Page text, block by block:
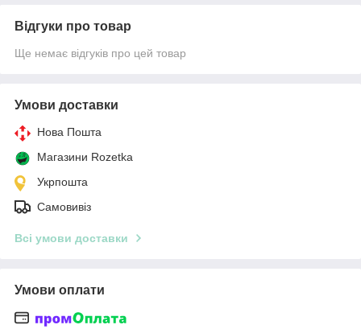
Відгуки про товар
Ще немає відгуків про цей товар
Умови доставки
Нова Пошта
Магазини Rozetka
Укрпошта
Самовивіз
Всі умови доставки
Умови оплати